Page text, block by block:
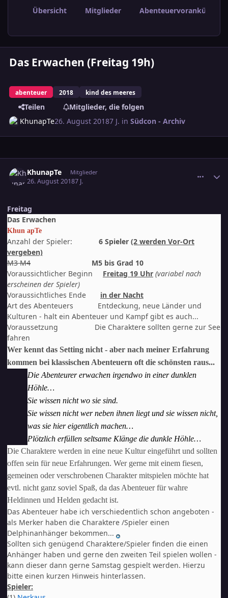
Übersicht Mitglieder
Das Erwachen (Freitag 19h)
abenteuer 2018 kind des meeres
Teilen
Mitglieder, die folgen
KhunapTe26. August 20187 J. inSüdcon - Archiv
KhunapTe Mitglieder
26. August 20187 J.
Freitag
Das Erwachen
Khun apTe
Anzahl der Spieler: 6 Spieler (2 werden Vor-Ort
vergeben)
M3 M4
M5 bis Grad 10
Voraussichtlicher Beginn Freitag 19 Uhr (variabel nach
erscheinen der Spieler)
Voraussichtliches Ende in der Nacht
Art des Abenteuers Entdeckung, neue Länder und
Kulturen - halt ein Abenteuer und Kampf gibt es auch...
Voraussetzung Die Charaktere sollten gerne zur See
fahren
Wer kennt das Setting nicht - aber nach meiner Erfahrung
kommen bei klassischen Abenteuern oft die schönsten raus...
Die Abenteurer erwachen irgendwo in einer dunklen
Höhle…
Sie wissen nicht wo sie sind.
Sie wissen nicht wer neben ihnen liegt und sie wissen nicht,
was sie hier eigentlich machen…
Plötzlich erfüllen seltsame Klänge die dunkle Höhle…
Die Charaktere werden in eine neue Kultur eingeführt und sollten
offen sein für neue Erfahrungen. Wer gerne mit einem fiesen,
gemeinen oder verschrobenen Charakter mitspielen möchte hat
evtl. nicht ganz soviel Spaß, da das Abenteuer für wahre
Heldinnen und Helden gedacht ist.
Das Abenteuer habe ich verschiedentlich schon angeboten -
als Merker haben die Charaktere /Spieler einen
Delphinanhänger bekommen...
Sollten sich genügend Charaktere/Spieler finden die einen
Anhänger haben und gerne den zweiten Teil spielen wollen -
kann dieser dann gerne Samstag gespielt werden. Hierzu
bitte einen kurzen Hinweis hinterlassen.
Spieler: